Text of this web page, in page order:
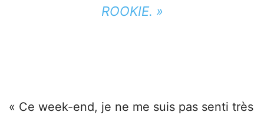
ROOKIE. »
« Ce week-end, je ne me suis pas senti très